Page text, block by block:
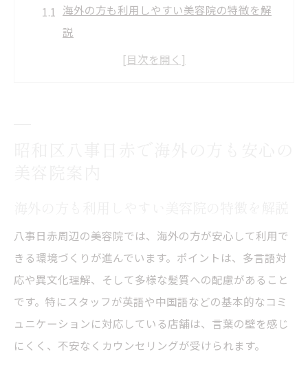
海外の方も利用しやすい美容院の特徴を解
説
美容院選びで安心できる言語対応のポイン
び
美容院で髪質に合わせた施術を受けるメリ
ット
昭和区で海外の方に評判の美容院の工夫
八事日赤周辺の美容院では、海外の方が安心して利用で
きる環境づくりが進んでいます。ポイントは、多言語対
応や異文化理解、そして多様な髪質への配慮があること
です。特にスタッフが英語や中国語などの基本的なコミ
ュニケーションに対応している店舗は、言葉の壁を感じ
にくく、不安なくカウンセリングが受けられます。